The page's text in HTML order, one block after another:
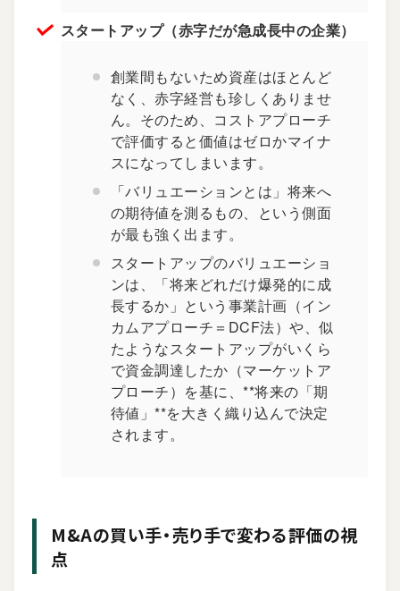
スタートアップ（赤字だが急成長中の企業）
創業間もないため資産はほとんど
なく、赤字経営も珍しくありませ
ん。そのため、コストアプローチ
で評価すると価値はゼロかマイナ
スになってしまいます。
「バリュエーションとは」将来へ
の期待値を測るもの、という側面
が最も強く出ます。
スタートアップのバリュエーショ
ンは、「将来どれだけ爆発的に成
長するか」という事業計画（イン
カムアプローチ＝DCF法）や、似
たようなスタートアップがいくら
で資金調達したか（マーケットア
プローチ）を基に、**将来の「期
待値」**を大きく織り込んで決定
されます。
M&Aの買い手・売り手で変わる評価の視
点